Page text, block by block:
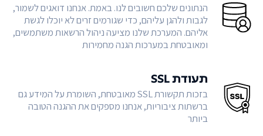
הנתונים שלכם חשובים לנו. באמת. אנחנו דואגים לשמור,
לגבות ולהגן עליהם, כדי שגורמים זרים לא יוכלו לגשת
אליהם. המערכת שלנו מציעה ניהול הרשאות משתמשים,
ומאובטחת במערכות הגנה מחמירות
תעודת SSL
בזכות תקשורת SSL מאובטחת, השומרת על המידע גם
ברשתות ציבוריות, אנחנו מספקים את ההגנה הטובה
ביותר